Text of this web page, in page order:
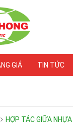
GIÁ TIN TỨC
HỢP TÁC GIỮA